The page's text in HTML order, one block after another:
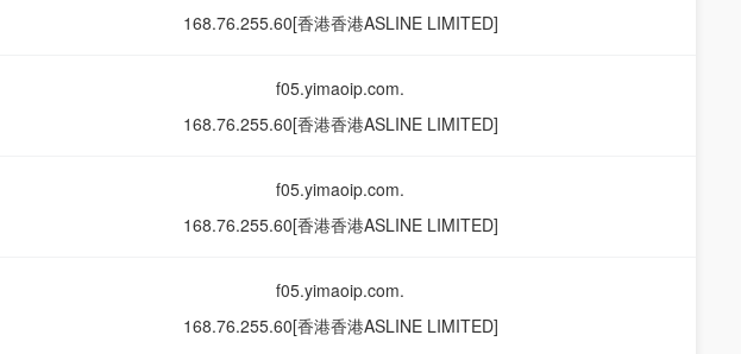
168.76.255.60[香港香港ASLINE LIMITED]
f05.yimaoip.com.
168.76.255.60[香港香港ASLINE LIMITED]
f05.yimaoip.com.
168.76.255.60[香港香港ASLINE LIMITED]
f05.yimaoip.com.
168.76.255.60[香港香港ASLINE LIMITED]